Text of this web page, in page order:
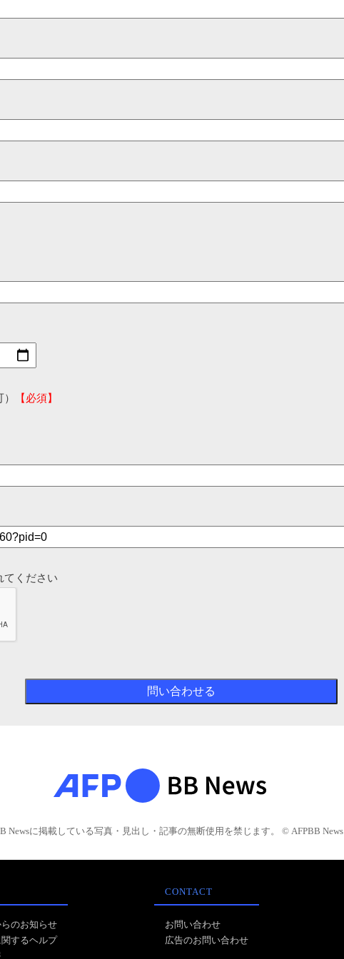
【必須】
てください
Newsに掲載している写真・見出し・記事の無断使用を禁じます。 © AFPBB News
のお知らせ
するヘルプ
CONTACT
お問い合わせ
広告のお問い合わせ